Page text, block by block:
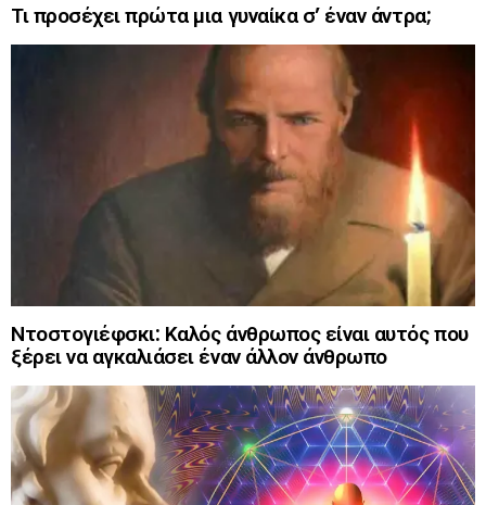
Τι προσέχει πρώτα μια γυναίκα σ’ έναν άντρα;
Ντοστογιέφσκι: Καλός άνθρωπος είναι αυτός που
ξέρει να αγκαλιάσει έναν άλλον άνθρωπο